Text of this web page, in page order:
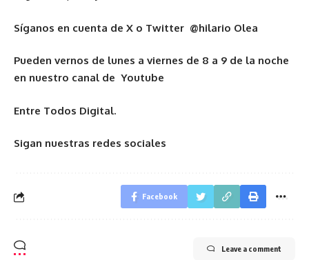
Síganos en cuenta de X o Twitter @hilario Olea
Pueden vernos de lunes a viernes de 8 a 9 de la noche
en nuestro canal de Youtube
Entre Todos Digital.
Sigan nuestras redes sociales
Facebook
Leave a comment